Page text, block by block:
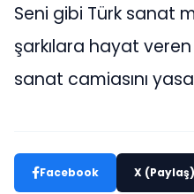
Seni gibi Türk sanat
şarkılara hayat
sanat camiasını
Facebook X (Paylaş)